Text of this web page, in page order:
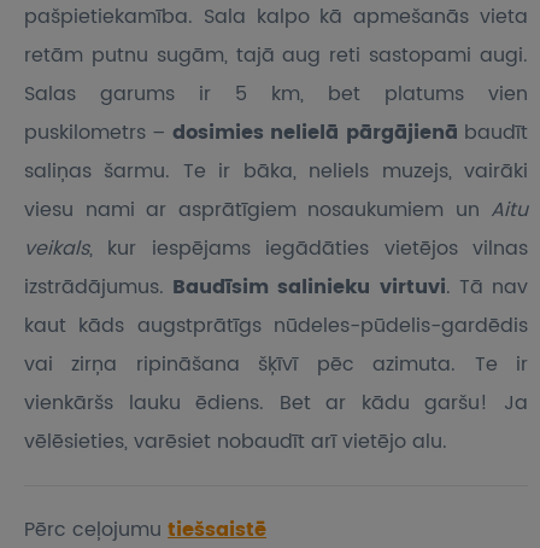
pašpietiekamība. Sala kalpo kā apmešanās vieta
retām putnu sugām, tajā aug reti sastopami augi.
Salas garums ir 5 km, bet platums vien
puskilometrs – dosimies nelielā pārgājienā baudīt
saliņas šarmu. Te ir bāka, neliels muzejs, vairāki
viesu nami ar asprātīgiem nosaukumiem un Aitu
veikals, kur iespējams iegādāties vietējos vilnas
izstrādājumus. Baudīsim salinieku virtuvi. Tā nav
kaut kāds augstprātīgs nūdeles-pūdelis-gardēdis
vai zirņa ripināšana šķīvī pēc azimuta. Te ir
vienkāršs lauku ēdiens. Bet ar kādu garšu! Ja
vēlēsieties, varēsiet nobaudīt arī vietējo alu.
Pērc ceļojumu tiešsaistē